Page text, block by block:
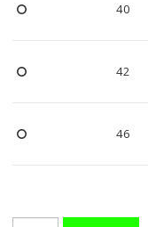
40
42
46